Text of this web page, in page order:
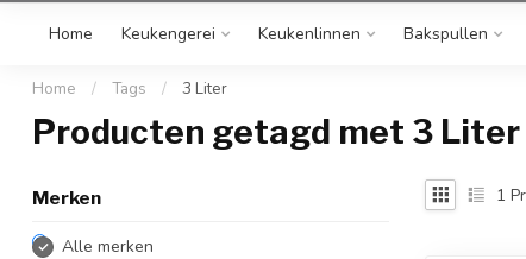
Home Keukengerei Keukenlinnen Bakspullen
Home / Tags / 3 Liter
Producten getagd met 3 Liter
Merken
Alle merken
1